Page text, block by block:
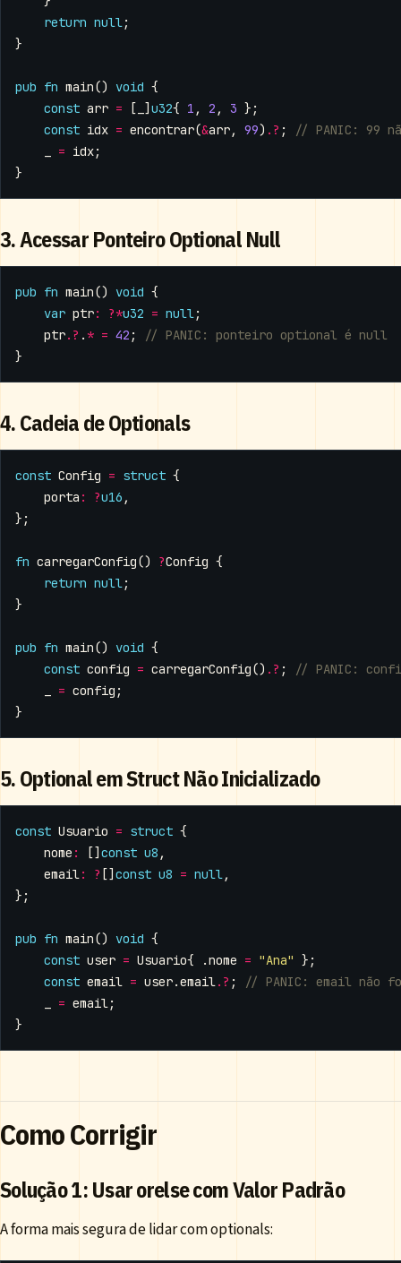
return null;
}
pub fn main() void {
const arr = [ ] u32{ 1 , 2 , 3 };
const idx = encontrar(&arr, 99). ? ;
= idx;
}
3. Acessar Ponteiro Optional Null
pub fn main() void {
var ptr: ?*u32 = null;
ptr. ? . * = 42 ;
}
4. Cadeia de Optionals
const Config = struct {
porta : ?u16 ,
};
fn carregarConfig() ?Config {
return null;
}
pub fn main() void {
const config = carregarConfig(). ? ;
= config ;
}
5. Optional em Struct Não Inicializado
const Usuario = struct {
nome : [] const u8 ,
email: ? [] const u8 = null,
};
pub fn main() void {
const user = Usuario{ .nome = "Ana" };
const email = user.email. ? ;
= email;
}
Como Corrigir
Solução 1: Usar orelse com Valor Padrão
A forma mais segura de lidar com optionals: